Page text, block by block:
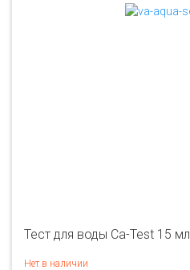
Тест для воды Ca-Test 15 мл
Нет в наличии